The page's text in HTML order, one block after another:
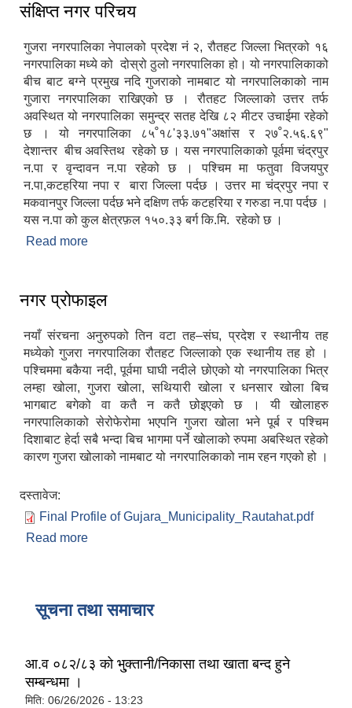
संक्षिप्त नगर परिचय
गुजरा नगरपालिका नेपालको प्रदेश नं २, रौतहट जिल्ला भित्रको १६
नगरपालिका मध्ये को दोस्रो ठुलो नगरपालिका हो। यो नगरपालिकाको
बीच बाट बग्ने प्रमुख नदि गुजराको नामबाट यो नगरपालिकाको नाम
गुजारा नगरपालिका राखिएको छ । रौतहट जिल्लाको उत्तर तर्फ
अवस्थित यो नगरपालिका समुन्द्र सतह देखि ८२ मीटर उचाईमा रहेको
छ । यो नगरपालिका ८५ﹾ१८'३३.७१"अक्षांस र २७ﹾ२.५६.६९"
देशान्तर बीच अवस्तिथ रहेको छ । यस नगरपालिकाको पूर्वमा चंद्रपुर
न.पा र वृन्दावन न.पा रहेको छ । पश्चिम मा फतुवा विजयपुर
न.पा,कटहरिया नपा र बारा जिल्ला पर्दछ । उत्तर मा चंद्रपुर नपा र
मकवानपुर जिल्ला पर्दछ भने दक्षिण तर्फ कटहरिया र गरुडा न.पा पर्दछ ।
यस न.पा को कुल क्षेत्रफ़ल १५०.३३ बर्ग कि.मि. रहेको छ ।
Read more
नगर प्रोफाइल
नयाँ संरचना अनुरुपको तिन वटा तह–संघ, प्रदेश र स्थानीय तह
मध्येको गुजरा नगरपालिका रौतहट जिल्लाको एक स्थानीय तह हो ।
पश्चिममा बकैया नदी, पूर्वमा घाघी नदीले छोएको यो नगरपालिका भित्र
लम्हा खोला, गुजरा खोला, सथियारी खोला र धनसार खोला बिच
भागबाट बगेको वा कतै न कतै छोइएको छ । यी खोलाहरु
नगरपालिकाको सेरोफेरोमा भएपनि गुजरा खोला भने पूर्ब र पश्चिम
दिशाबाट हेर्दा सबै भन्दा बिच भागमा पर्ने खोलाको रुपमा अबस्थित रहेको
कारण गुजरा खोलाको नामबाट यो नगरपालिकाको नाम रहन गएको हो ।
दस्तावेज:
Final Profile of Gujara_Municipality_Rautahat.pdf
Read more
सूचना तथा समाचार
आ.व ०८२/८३ को भु्क्तानी/निकासा तथा खाता बन्द हुने
सम्बन्धमा ।
मिति: 06/26/2026 - 13:23